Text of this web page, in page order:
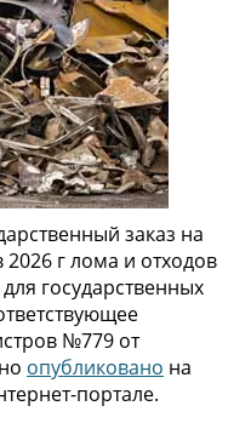
заказ на
2026 г лома и отходов
государственных
№779 от
опубликовано на
портале.